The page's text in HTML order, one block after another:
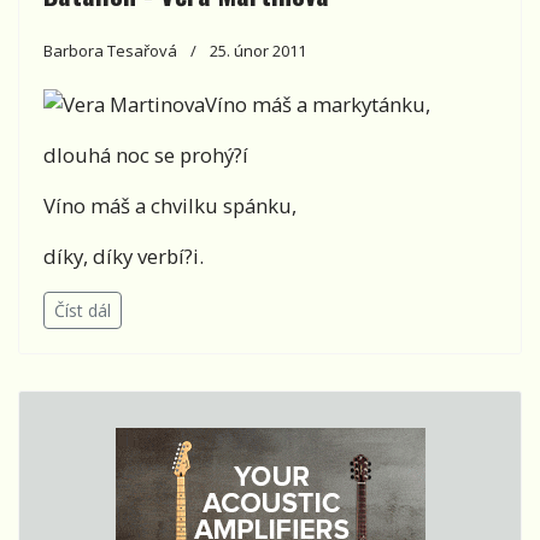
Barbora Tesařová 25. únor 2011
Víno máš a markytánku,
dlouhá noc se prohý?í
Víno máš a chvilku spánku,
díky, díky verbí?i.
Číst dál